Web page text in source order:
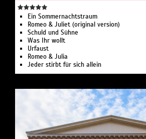
Ein Sommernachtstraum
Romeo & Juliet (original version)
Schuld und Sühne
Was Ihr wollt
Urfaust
Romeo & Julia
Jeder stirbt für sich allein